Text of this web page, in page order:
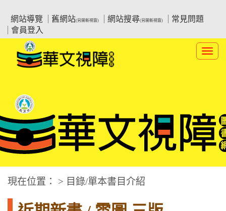
要
網站導覽
舊網站(另開新視窗) 網站搜尋(另開新視窗)
常見問題
會員登入
:::中央區塊
華文視障電子圖書網
現在位置： > 目錄/單本書目介紹